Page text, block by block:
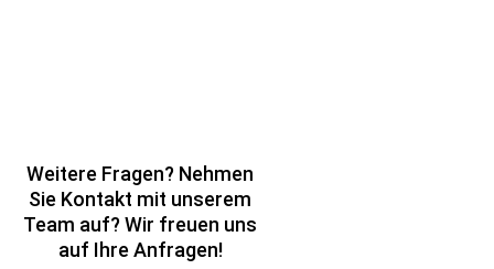
Weitere Fragen? Nehmen
Sie Kontakt mit unserem
Team auf? Wir freuen uns
auf Ihre Anfragen!